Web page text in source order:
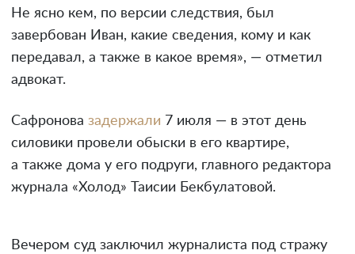
Не ясно кем, по версии следствия, был
завербован Иван, какие сведения, кому и как
передавал, а также в какое время», — отметил
адвокат.
Сафронова задержали 7 июля — в этот день
силовики провели обыски в его квартире,
а также дома у его подруги, главного редактора
журнала «Холод» Таисии Бекбулатовой.
Вечером суд заключил журналиста под стражу